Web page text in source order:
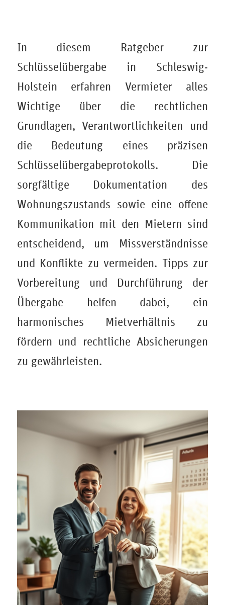
In diesem Ratgeber zur
Schlüsselübergabe in Schleswig-
Holstein erfahren Vermieter alles
Wichtige über die rechtlichen
Grundlagen, Verantwortlichkeiten und
die Bedeutung eines präzisen
Schlüsselübergabeprotokolls. Die
sorgfältige Dokumentation des
Wohnungszustands sowie eine offene
Kommunikation mit den Mietern sind
entscheidend, um Missverständnisse
und Konflikte zu vermeiden. Tipps zur
Vorbereitung und Durchführung der
Übergabe helfen dabei, ein
harmonisches Mietverhältnis zu
fördern und rechtliche Absicherungen
zu gewährleisten.